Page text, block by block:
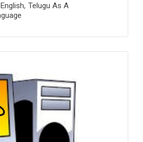
, Telugu As A